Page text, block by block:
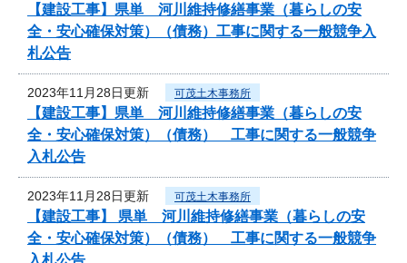
【建設工事】県単 河川維持修繕事業（暮らしの安
全・安心確保対策）（債務）工事に関する一般競争入
札公告
2023年11月28日更新 可茂土木事務所
【建設工事】県単 河川維持修繕事業（暮らしの安
全・安心確保対策）（債務） 工事に関する一般競争
入札公告
2023年11月28日更新 可茂土木事務所
【建設工事】 県単 河川維持修繕事業（暮らしの安
全・安心確保対策）（債務） 工事に関する一般競争
入札公告